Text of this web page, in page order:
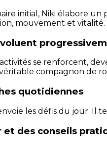
initial, Niki élabore
mouvement et vitalité.
se renforcent,
compagnon de
quotidiennes
les défis du jour. Il
et des conseils